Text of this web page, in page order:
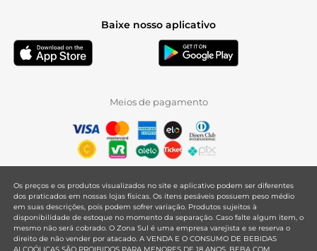
Baixe nosso aplicativo
Meios de pagamento
Os preços e os produtos visualizados no site e aplicativo podem ser diferentes
dos praticados em nossas lojas físicas. Os itens pesáveis possuem peso médio
em suas descrições, pois podem sofrer variação. Produtos sujeitos à
disponibilidade de estoque no momento da separação. Caso falte algum item, o
mesmo não será cobrado. O Zona Sul é uma empresa varejista e se reserva o
direito de não vender por atacado. A VENDA E O CONSUMO DE BEBIDAS